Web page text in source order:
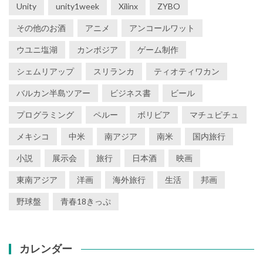
Unity unity1week Xilinx ZYBO
その他のお酒 アニメ アンコールワット
ウユニ塩湖 カンボジア ゲーム制作
シェムリアップ スリランカ ティオティワカン
バルカン半島ツアー ビジネス書 ビール
プログラミング ペルー ボリビア マチュピチュ
メキシコ 中米 南アジア 南米 国内旅行
小説 展示会 旅行 日本酒 映画
東南アジア 洋画 海外旅行 生活 邦画
野球盤 青春18きっぷ
カレンダー